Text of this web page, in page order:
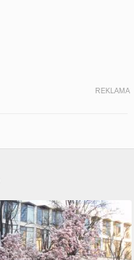
REKLAMA